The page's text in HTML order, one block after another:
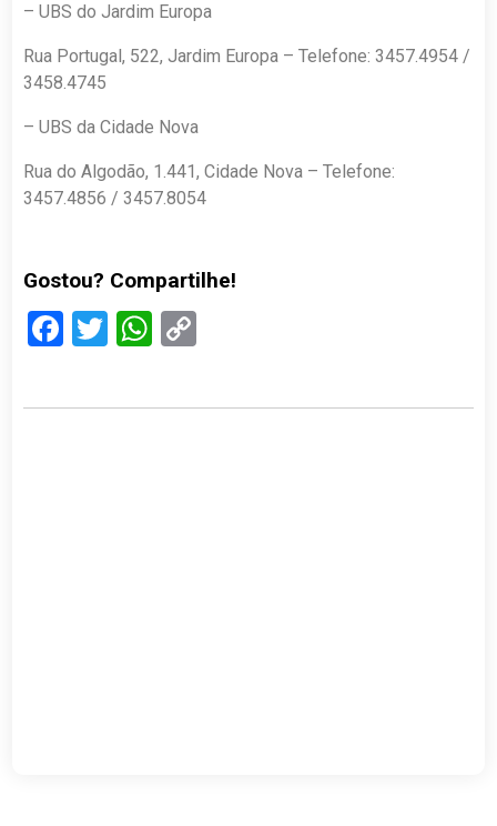
– UBS do Jardim Europa
Rua Portugal, 522, Jardim Europa – Telefone: 3457.4954 /
3458.4745
– UBS da Cidade Nova
Rua do Algodão, 1.441, Cidade Nova – Telefone:
3457.4856 / 3457.8054
Gostou? Compartilhe!
Facebook
TwitterWhatsApp